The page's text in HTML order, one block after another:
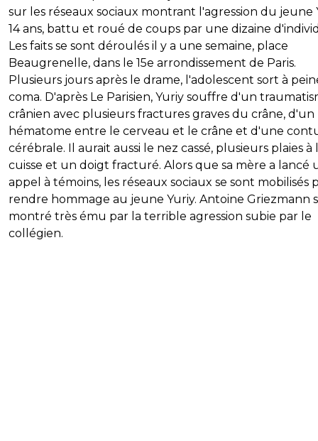
sur les réseaux sociaux montrant l'agression du jeune
14 ans, battu et roué de coups par une dizaine
Les faits se sont déroulés il y a une semaine, place
Beaugrenelle, dans le 15e arrondissement de Paris.
Plusieurs jours après le drame, l'adolescent sort à
coma. D'après Le Parisien, Yuriy souffre d'un
crânien avec plusieurs fractures graves du crâne, d'un
hématome entre le cerveau et le crâne et d'une
cérébrale. Il aurait aussi le nez cassé, plusieurs plaies à
cuisse et un doigt fracturé. Alors que sa mère a lancé
appel à témoins, les réseaux sociaux se sont mobilisés
rendre hommage au jeune Yuriy. Antoine Griezmann
montré très ému par la terrible agression subie par le
collégien.